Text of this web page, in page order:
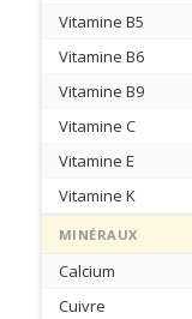
Vitamine B5
Vitamine B6
Vitamine B9
Vitamine C
Vitamine E
Vitamine K
MINÉRAUX
Calcium
Cuivre